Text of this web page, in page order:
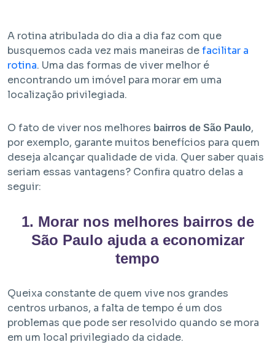
A rotina atribulada do dia a dia faz com que
busquemos cada vez mais maneiras defacilitar a
rotina. Uma das formas de viver melhor é
encontrando um imóvel para morar em uma
localização privilegiada.
O fato de viver nos melhores bairros de São Paulo,
por exemplo, garante muitos benefícios para quem
deseja alcançar qualidade de vida. Quer saber quais
seriam essas vantagens? Confira quatro delas a
seguir:
1. Morar nos melhores bairros de
São Paulo ajuda a economizar
tempo
Queixa constante de quem vive nos grandes
centros urbanos, a falta de tempo é um dos
problemas que pode ser resolvido quando se mora
em um local privilegiado da cidade.
Bem Viver Albuquerque Lins
Projeto EHMP com unidades de HIS 1, HMP e R2V